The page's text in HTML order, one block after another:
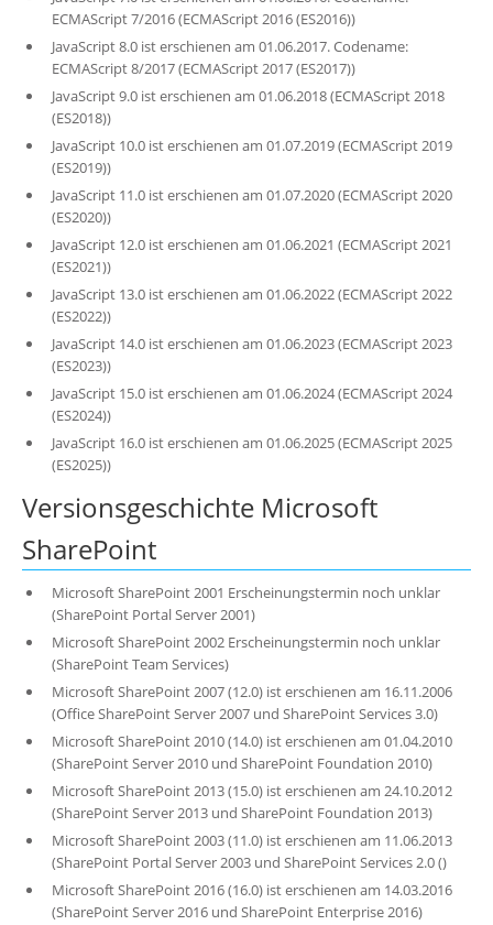
ECMAScript 7/2016 (ECMAScript 2016 (ES2016))
JavaScript 8.0 ist erschienen am 01.06.2017. Codename:
ECMAScript 8/2017 (ECMAScript 2017 (ES2017))
JavaScript 9.0 ist erschienen am 01.06.2018 (ECMAScript 2018
(ES2018))
JavaScript 10.0 ist erschienen am 01.07.2019 (ECMAScript 2019
(ES2019))
JavaScript 11.0 ist erschienen am 01.07.2020 (ECMAScript 2020
(ES2020))
JavaScript 12.0 ist erschienen am 01.06.2021 (ECMAScript 2021
(ES2021))
JavaScript 13.0 ist erschienen am 01.06.2022 (ECMAScript 2022
(ES2022))
JavaScript 14.0 ist erschienen am 01.06.2023 (ECMAScript 2023
(ES2023))
JavaScript 15.0 ist erschienen am 01.06.2024 (ECMAScript 2024
(ES2024))
JavaScript 16.0 ist erschienen am 01.06.2025 (ECMAScript 2025
(ES2025))
Versionsgeschichte Microsoft
SharePoint
Microsoft SharePoint 2001 Erscheinungstermin noch unklar
(SharePoint Portal Server 2001)
Microsoft SharePoint 2002 Erscheinungstermin noch unklar
(SharePoint Team Services)
Microsoft SharePoint 2007 (12.0) ist erschienen am 16.11.2006
(Office SharePoint Server 2007 und SharePoint Services 3.0)
Microsoft SharePoint 2010 (14.0) ist erschienen am 01.04.2010
(SharePoint Server 2010 und SharePoint Foundation 2010)
Microsoft SharePoint 2013 (15.0) ist erschienen am 24.10.2012
(SharePoint Server 2013 und SharePoint Foundation 2013)
Microsoft SharePoint 2003 (11.0) ist erschienen am 11.06.2013
(SharePoint Portal Server 2003 und SharePoint Services 2.0 ()
Microsoft SharePoint 2016 (16.0) ist erschienen am 14.03.2016
(SharePoint Server 2016 und SharePoint Enterprise 2016)